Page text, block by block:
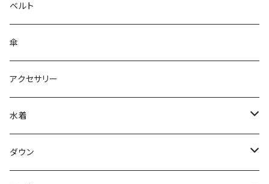
ベルト
傘
アクセサリー
水着
～44/S
ダウン